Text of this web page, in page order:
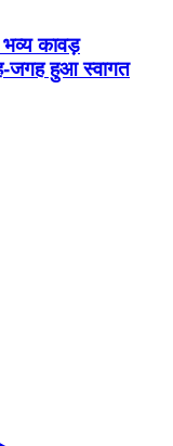
कावड़
जगह हुआ स्वागत